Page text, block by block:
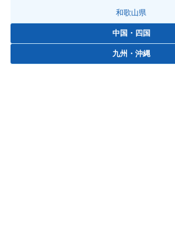
和歌山県
中国・四国
九州・沖縄